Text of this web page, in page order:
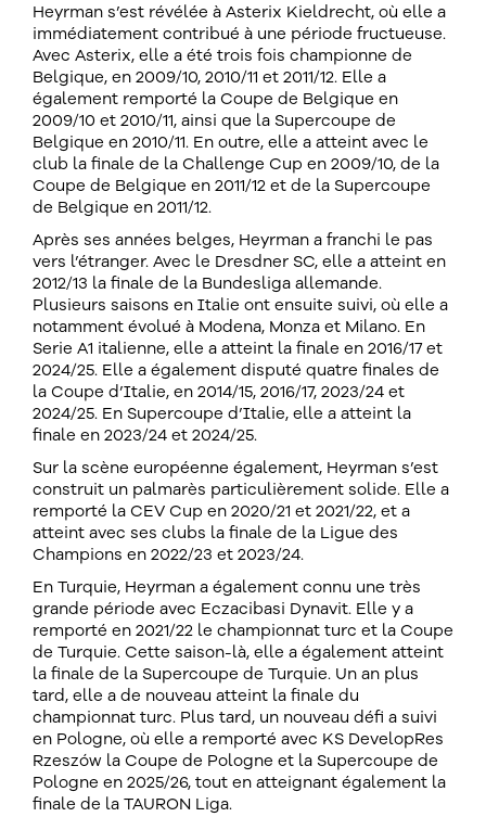
Heyrman s’est révélée à Asterix Kieldrecht, où elle a
immédiatement contribué à une période fructueuse.
Avec Asterix, elle a été trois fois championne de
Belgique, en 2009/10, 2010/11 et 2011/12. Elle a
également remporté la Coupe de Belgique en
2009/10 et 2010/11, ainsi que la Supercoupe de
Belgique en 2010/11. En outre, elle a atteint avec le
club la finale de la Challenge Cup en 2009/10, de la
Coupe de Belgique en 2011/12 et de la Supercoupe
de Belgique en 2011/12.
Après ses années belges, Heyrman a franchi le pas
vers l’étranger. Avec le Dresdner SC, elle a atteint en
2012/13 la finale de la Bundesliga allemande.
Plusieurs saisons en Italie ont ensuite suivi, où elle a
notamment évolué à Modena, Monza et Milano. En
Serie A1 italienne, elle a atteint la finale en 2016/17 et
2024/25. Elle a également disputé quatre finales de
la Coupe d’Italie, en 2014/15, 2016/17, 2023/24 et
2024/25. En Supercoupe d’Italie, elle a atteint la
finale en 2023/24 et 2024/25.
Sur la scène européenne également, Heyrman s’est
construit un palmarès particulièrement solide. Elle a
remporté la CEV Cup en 2020/21 et 2021/22, et a
atteint avec ses clubs la finale de la Ligue des
Champions en 2022/23 et 2023/24.
En Turquie, Heyrman a également connu une très
grande période avec Eczacibasi Dynavit. Elle y a
remporté en 2021/22 le championnat turc et la Coupe
de Turquie. Cette saison-là, elle a également atteint
la finale de la Supercoupe de Turquie. Un an plus
tard, elle a de nouveau atteint la finale du
championnat turc. Plus tard, un nouveau défi a suivi
en Pologne, où elle a remporté avec KS DevelopRes
Rzeszów la Coupe de Pologne et la Supercoupe de
Pologne en 2025/26, tout en atteignant également la
finale de la TAURON Liga.